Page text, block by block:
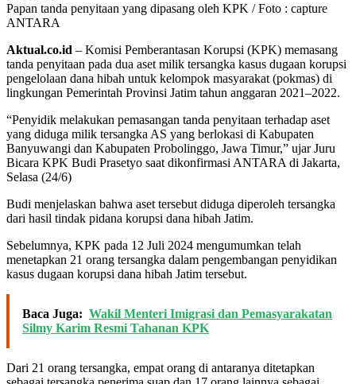
Papan tanda penyitaan yang dipasang oleh KPK / Foto : capture
ANTARA
Aktual.co.id – Komisi Pemberantasan Korupsi (KPK) memasang
tanda penyitaan pada dua aset milik tersangka kasus dugaan korupsi
pengelolaan dana hibah untuk kelompok masyarakat (pokmas) di
lingkungan Pemerintah Provinsi Jatim tahun anggaran 2021–2022.
“Penyidik melakukan pemasangan tanda penyitaan terhadap aset
yang diduga milik tersangka AS yang berlokasi di Kabupaten
Banyuwangi dan Kabupaten Probolinggo, Jawa Timur,” ujar Juru
Bicara KPK Budi Prasetyo saat dikonfirmasi ANTARA di Jakarta,
Selasa (24/6)
Budi menjelaskan bahwa aset tersebut diduga diperoleh tersangka
dari hasil tindak pidana korupsi dana hibah Jatim.
Sebelumnya, KPK pada 12 Juli 2024 mengumumkan telah
menetapkan 21 orang tersangka dalam pengembangan penyidikan
kasus dugaan korupsi dana hibah Jatim tersebut.
Baca Juga: Wakil Menteri Imigrasi dan Pemasyarakatan
Silmy Karim Resmi Tahanan KPK
Dari 21 orang tersangka, empat orang di antaranya ditetapkan